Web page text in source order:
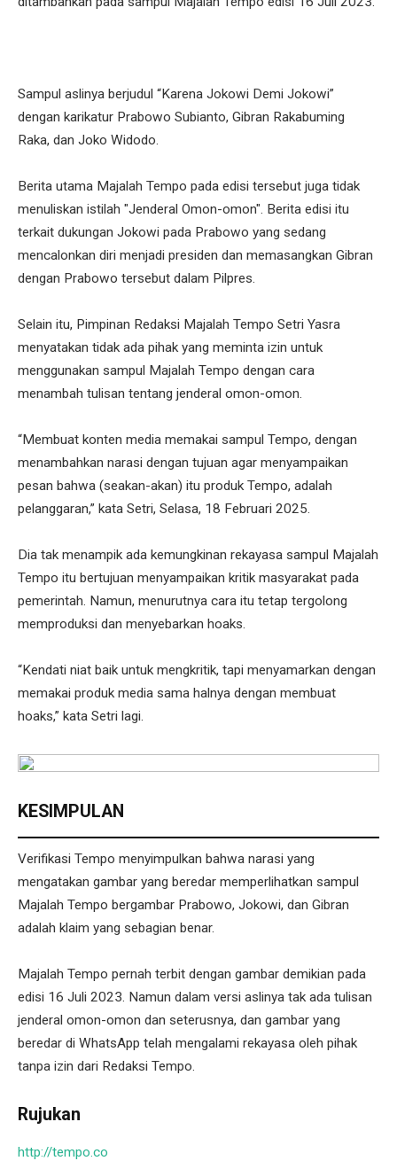
Sampul aslinya berjudul “Karena Jokowi Demi Jokowi”
dengan karikatur Prabowo Subianto, Gibran Rakabuming
Raka, dan Joko Widodo.
Berita utama Majalah Tempo pada edisi tersebut juga tidak
menuliskan istilah "Jenderal Omon-omon". Berita edisi itu
terkait dukungan Jokowi pada Prabowo yang sedang
mencalonkan diri menjadi presiden dan memasangkan Gibran
dengan Prabowo tersebut dalam Pilpres.
Selain itu, Pimpinan Redaksi Majalah Tempo Setri Yasra
menyatakan tidak ada pihak yang meminta izin untuk
menggunakan sampul Majalah Tempo dengan cara
menambah tulisan tentang jenderal omon-omon.
“Membuat konten media memakai sampul Tempo, dengan
menambahkan narasi dengan tujuan agar menyampaikan
pesan bahwa (seakan-akan) itu produk Tempo, adalah
pelanggaran,” kata Setri, Selasa, 18 Februari 2025.
Dia tak menampik ada kemungkinan rekayasa sampul Majalah
Tempo itu bertujuan menyampaikan kritik masyarakat pada
pemerintah. Namun, menurutnya cara itu tetap tergolong
memproduksi dan menyebarkan hoaks.
“Kendati niat baik untuk mengkritik, tapi menyamarkan dengan
memakai produk media sama halnya dengan membuat
hoaks,” kata Setri lagi.
KESIMPULAN
Verifikasi Tempo menyimpulkan bahwa narasi yang
mengatakan gambar yang beredar memperlihatkan sampul
Majalah Tempo bergambar Prabowo, Jokowi, dan Gibran
adalah klaim yang sebagian benar.
Majalah Tempo pernah terbit dengan gambar demikian pada
edisi 16 Juli 2023. Namun dalam versi aslinya tak ada tulisan
jenderal omon-omon dan seterusnya, dan gambar yang
beredar di WhatsApp telah mengalami rekayasa oleh pihak
tanpa izin dari Redaksi Tempo.
Rujukan
http://tempo.co